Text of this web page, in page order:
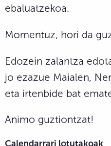
ebaluatzekoa.
Momentuz, hori da
Edozein zalantza
jo ezazue Maialen,
eta irtenbide bat
Animo guztiontzat!
Calendarrari lotutakoak